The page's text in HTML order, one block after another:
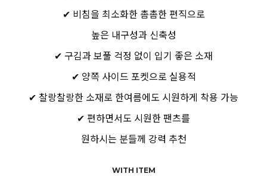
✔ 비침을 최소화한 촘촘한 편직으로
높은 내구성과 신축성
✔ 구김과 보풀 걱정 없이 입기 좋은 소재
✔ 양쪽 사이드 포켓으로 실용적
✔ 찰랑찰랑한 소재로 한여름에도 시원하게 착용 가능
✔ 편하면서도 시원한 팬츠를
원하시는 분들께 강력 추천
WITH ITEM